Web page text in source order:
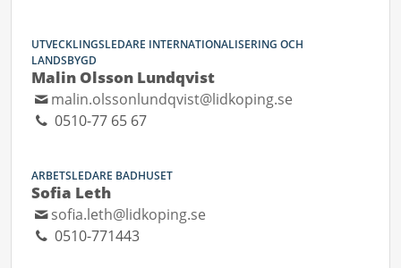
UTVECKLINGSLEDARE INTERNATIONALISERING OCH
LANDSBYGD
Malin Olsson Lundqvist
malin.olssonlundqvist@lidkoping.se
0510-77 65 67
ARBETSLEDARE BADHUSET
Sofia Leth
sofia.leth@lidkoping.se
0510-771443